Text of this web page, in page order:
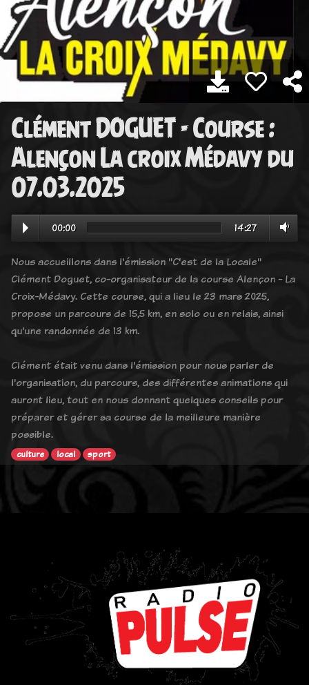
Clément DOGUET - Course :
Alençon La croix Médavy du
07.03.2025
00:00 14:27
Nous accueillons dans l'émission "C'est de la Locale"
Clément Doguet, co-organisateur de la course Alençon - La
Croix-Médavy. Cette course, qui a lieu le 23 mars 2025,
propose un parcours de 15,5 km, en solo ou en relais, ainsi
qu'une randonnée de 13 km.
Clément était venu dans l'émission pour nous parler de
l'organisation, du parcours, des différentes animations qui
auront lieu, tout en nous donnant quelques conseils pour
préparer et gérer sa course de la meilleure manière
possible.
culture local sport